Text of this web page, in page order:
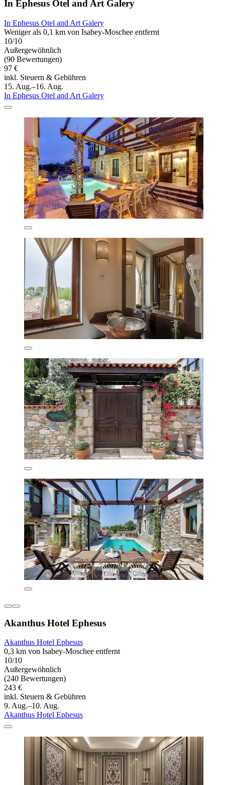
In Ephesus Otel and Art Galery
In Ephesus Otel and Art Galery
Weniger als 0,1 km von Isabey-Moschee entfernt
10/10
Außergewöhnlich
(90 Bewertungen)
97 €
inkl. Steuern & Gebühren
15. Aug.–16. Aug.
In Ephesus Otel and Art Galery
Akanthus Hotel Ephesus
Akanthus Hotel Ephesus
0,3 km von Isabey-Moschee entfernt
10/10
Außergewöhnlich
(240 Bewertungen)
243 €
inkl. Steuern & Gebühren
9. Aug.–10. Aug.
Akanthus Hotel Ephesus